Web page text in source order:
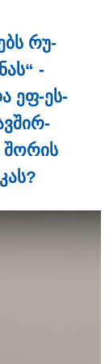
და
რუ­
-
ეფ-ეს-
შო­რის